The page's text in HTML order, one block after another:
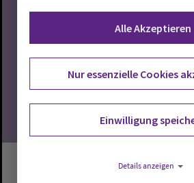
07
08.2026
Gartenbankgespräche an
Alle Akzeptieren
Nur essenzielle Cookies
Einwilligung
Details anzeigen